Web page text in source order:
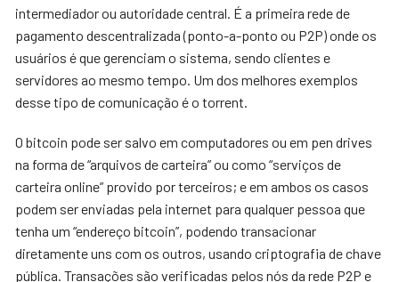
intermediador ou autoridade central. É a primeira rede de
pagamento descentralizada (ponto-a-ponto ou P2P) onde os
usuários é que gerenciam o sistema, sendo clientes e
servidores ao mesmo tempo. Um dos melhores exemplos
desse tipo de comunicação é o torrent.
O bitcoin pode ser salvo em computadores ou em pen drives
na forma de “arquivos de carteira” ou como “serviços de
carteira online” provido por terceiros; e em ambos os casos
podem ser enviadas pela internet para qualquer pessoa que
tenha um “endereço bitcoin”, podendo transacionar
diretamente uns com os outros, usando criptografia de chave
pública. Transações são verificadas pelos nós da rede P2P e